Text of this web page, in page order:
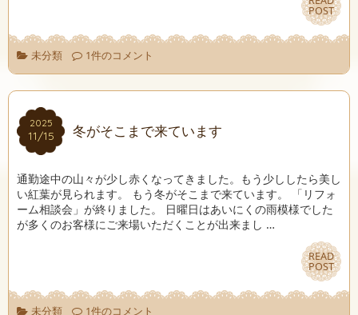
POST
POST
未分類 1件のコメント
2025
11/15
2025
11/15 冬がそこまで来ています
通勤途中の山々が少し赤くなってきました。もう少ししたら美し
い紅葉が見られます。 もう冬がそこまで来ています。 「リフォ
ーム相談会」が終りました。 日曜日はあいにくの雨模様でした
が多くのお客様にご来場いただくことが出来まし …
READ
POST
READ
POST
未分類 1件のコメント